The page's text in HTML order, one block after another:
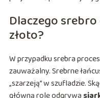
Dlaczego
złoto?
W przypadku srebra
zauważalny. Srebrne
„szarzeją” w szufladzie.